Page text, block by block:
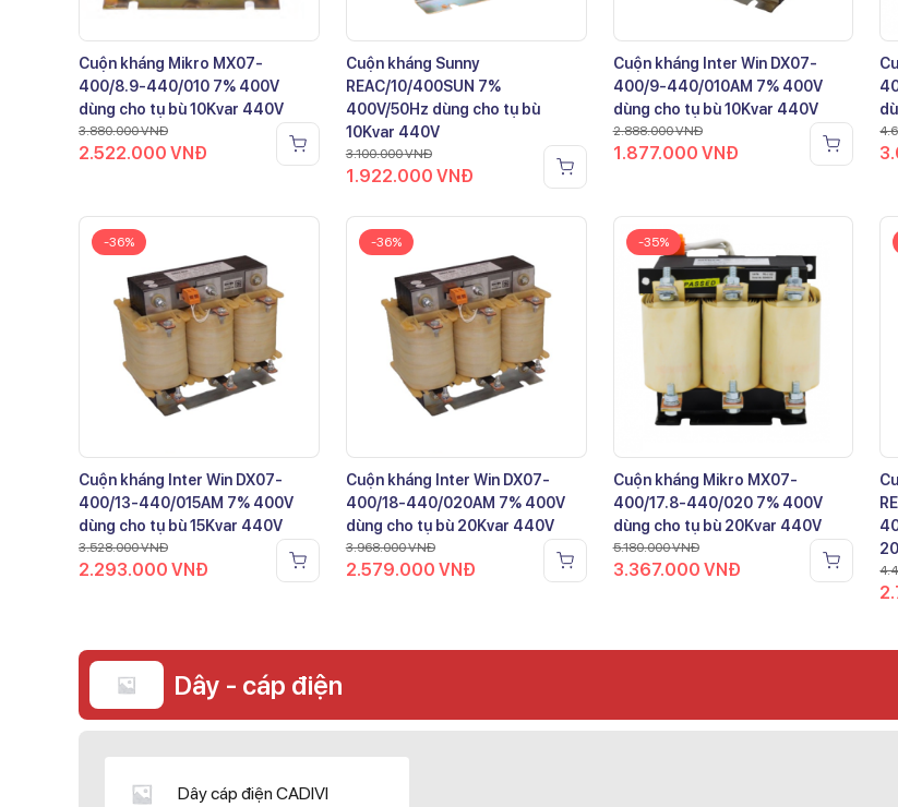
Cuộn kháng Mikro MX07-
400/8.9-440/010 7% 400V
dùng cho tụ bù 10Kvar 440V
3.880.000VNĐ
2.522.000 VNĐ
Cuộn kháng Sunny
REAC/10/400SUN 7%
400V/50Hz dùng cho tụ bù
10Kvar 440V
3.100.000VNĐ
1.922.000 VNĐ
Cuộn kháng Inter Win DX07-
400/9-440/010AM 7% 400V
dùng cho tụ bù 10Kvar 440V
2.888.000VNĐ
1.877.000 VNĐ
-36%
Cuộn kháng Inter Win DX07-
400/13-440/015AM 7% 400V
dùng cho tụ bù 15Kvar 440V
3.528.000VNĐ
2.293.000 VNĐ
-36%
Cuộn kháng Inter Win DX07-
400/18-440/020AM 7% 400V
dùng cho tụ bù 20Kvar 440V
3.968.000VNĐ
2.579.000 VNĐ
-35%
Cuộn kháng Mikro MX07-
400/17.8-440/020 7% 400V
dùng cho tụ bù 20Kvar 440V
5.180.000VNĐ
3.367.000 VNĐ
Dây - cáp điện
Dây cáp điện CADIVI